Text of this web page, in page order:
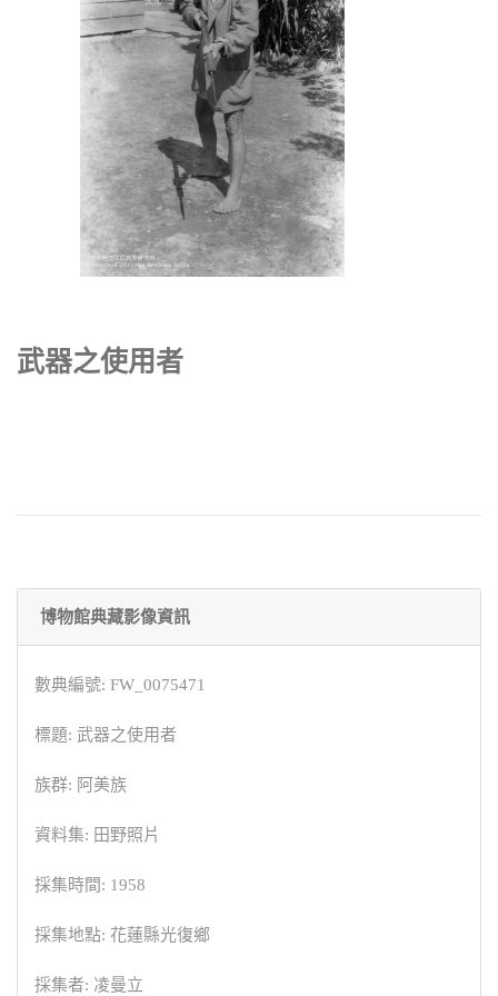
武器之使用者
博物館典藏影像資訊
數典編號: FW_0075471
標題: 武器之使用者
族群: 阿美族
資料集: 田野照片
採集時間: 1958
採集地點: 花蓮縣光復鄉
採集者: 凌曼立